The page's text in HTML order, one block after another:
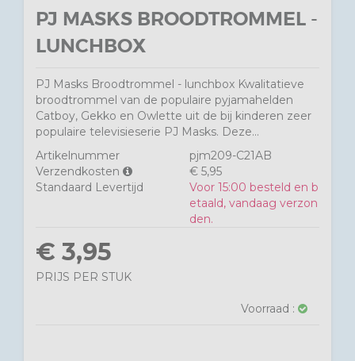
PJ MASKS BROODTROMMEL -
LUNCHBOX
PJ Masks Broodtrommel - lunchbox Kwalitatieve
broodtrommel van de populaire pyjamahelden
Catboy, Gekko en Owlette uit de bij kinderen zeer
populaire televisieserie PJ Masks. Deze...
Artikelnummer
pjm209-C21AB
Verzendkosten
€ 5,95
Standaard Levertijd
Voor 15:00 besteld en b
etaald, vandaag verzon
den.
€ 3,95
PRIJS PER STUK
Voorraad :